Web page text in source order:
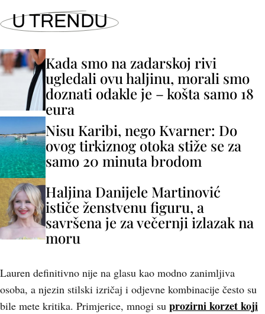
U TRENDU
Kada smo na zadarskoj rivi
ugledali ovu haljinu, morali smo
doznati odakle je – košta samo 18
eura
Nisu Karibi, nego Kvarner: Do
ovog tirkiznog otoka stiže se za
samo 20 minuta brodom
Haljina Danijele Martinović
ističe ženstvenu figuru, a
savršena je za večernji izlazak na
moru
Lauren definitivno nije na glasu kao modno zanimljiva
osoba, a njezin stilski izričaj i odjevne kombinacije često su
bile mete kritika. Primjerice, mnogi su prozirni korzet koji